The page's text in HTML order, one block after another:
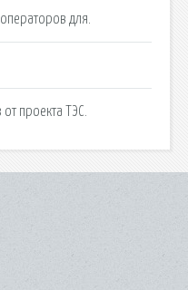
для.
проекта ТЭС.